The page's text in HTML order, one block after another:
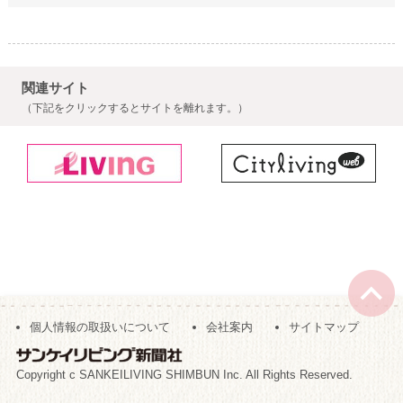
関連サイト
（下記をクリックするとサイトを離れます。）
個人情報の取扱いについて 会社案内 サイトマップ
Copyright c SANKEILIVING SHIMBUN Inc. All Rights Reserved.